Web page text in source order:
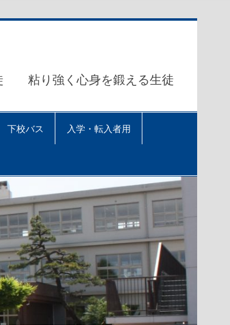
粘り強く心身を鍛える生徒
下校バス 入学・転入者用